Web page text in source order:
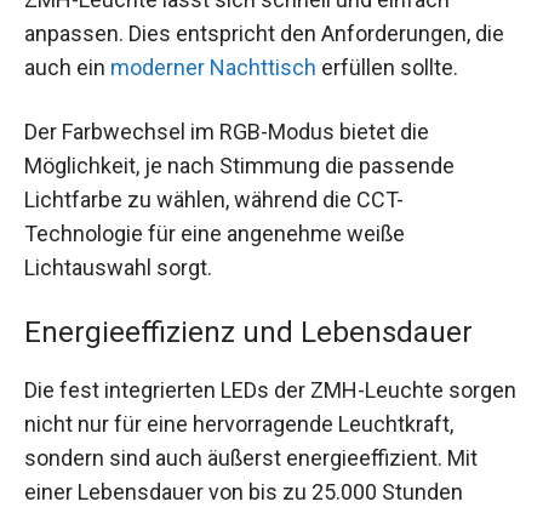
anpassen. Dies entspricht den Anforderungen, die
auch ein moderner Nachttisch erfüllen sollte.
Der Farbwechsel im RGB-Modus bietet die
Möglichkeit, je nach Stimmung die passende
Lichtfarbe zu wählen, während die CCT-
Technologie für eine angenehme weiße
Lichtauswahl sorgt.
Energieeffizienz und Lebensdauer
Die fest integrierten LEDs der ZMH-Leuchte sorgen
nicht nur für eine hervorragende Leuchtkraft,
sondern sind auch äußerst energieeffizient. Mit
einer Lebensdauer von bis zu 25.000 Stunden